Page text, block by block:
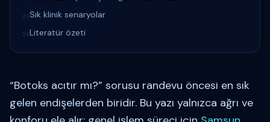
23Sık klinik senaryolar
24Literatür özeti
“Botoks acıtır mı?” sorusu randevu öncesi en sık
gelen endişelerden biridir. Bu yazı yalnızca ağrı ve